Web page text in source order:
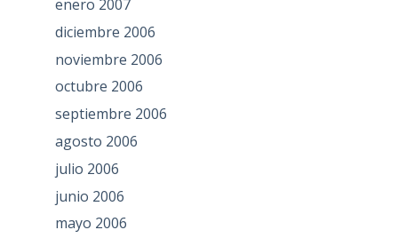
enero 2007
diciembre 2006
noviembre 2006
octubre 2006
septiembre 2006
agosto 2006
julio 2006
junio 2006
mayo 2006